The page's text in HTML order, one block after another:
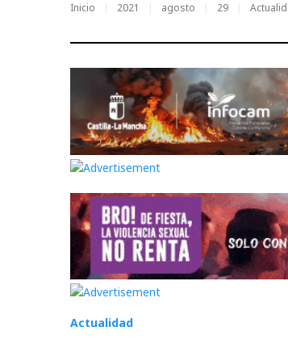
Inicio 2021 agosto 29
Actualidad